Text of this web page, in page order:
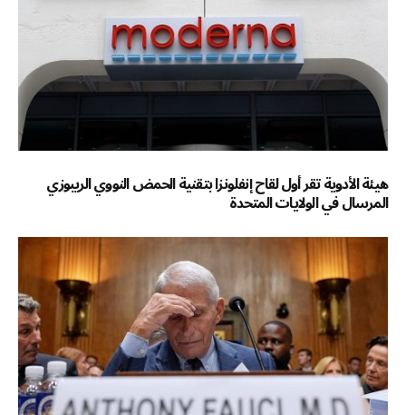
هيئة الأدوية تقر أول لقاح إنفلونزا بتقنية الحمض النووي الريبوزي
المرسال في الولايات المتحدة